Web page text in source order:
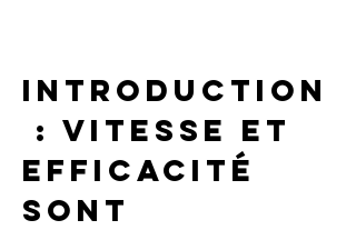
Introduction
: vitesse et
efficacité
sont